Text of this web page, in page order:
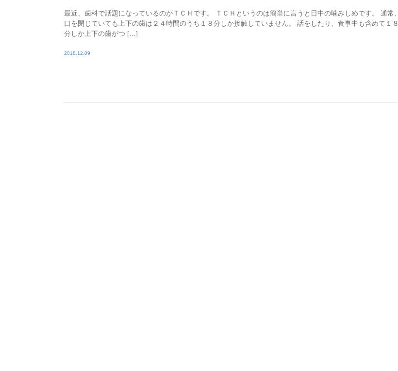
最近、歯科で話題になっているのがＴＣＨです。 ＴＣＨというのは簡単に言うと日中の噛みしめです。 通常、
口を閉じていても上下の歯は２４時間のうち１８分しか接触していません。 話をしたり、食事中も含めて１８
分しか上下の歯がつ […]
2018.12.09